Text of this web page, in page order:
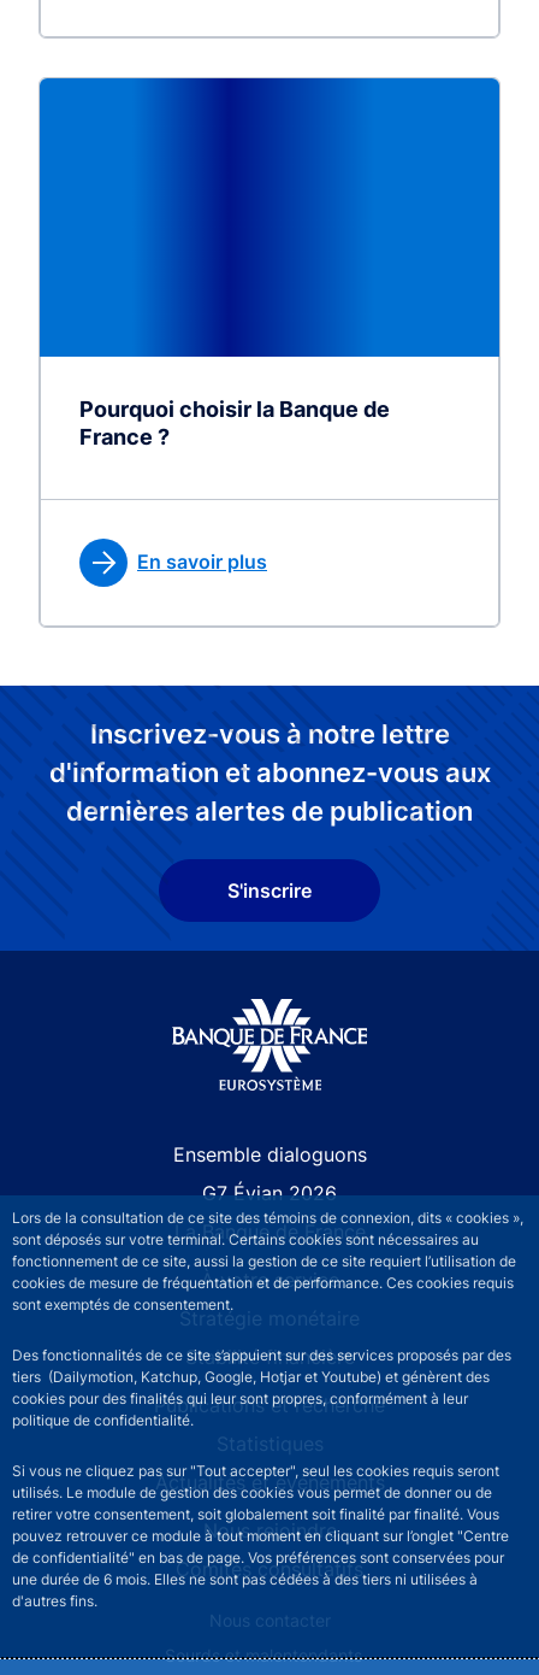
Lors de la consultation de ce site des témoins de connexion, dits « cookies »,
sont déposés sur votre terminal. Certains cookies sont nécessaires au
fonctionnement de ce site, aussi la gestion de ce site requiert l’utilisation de
cookies de mesure de fréquentation et de performance. Ces cookies requis
sont exemptés de consentement.
Des fonctionnalités de ce site s’appuient sur des services proposés par des
tiers (Dailymotion, Katchup, Google, Hotjar et Youtube) et génèrent des
cookies pour des finalités qui leur sont propres, conformément à leur
politique de confidentialité.
Si vous ne cliquez pas sur "Tout accepter", seul les cookies requis seront
utilisés. Le module de gestion des cookies vous permet de donner ou de
retirer votre consentement, soit globalement soit finalité par finalité. Vous
pouvez retrouver ce module à tout moment en cliquant sur l’onglet "Centre
de confidentialité" en bas de page. Vos préférences sont conservées pour
une durée de 6 mois. Elles ne sont pas cédées à des tiers ni utilisées à
d'autres fins.
Pourquoi choisir la Banque de
France ?
En savoir plus
Inscrivez-vous à notre lettre
d'information et abonnez-vous aux
dernières alertes de publication
S'inscrire
Ensemble dialoguons
G7 Évian 2026
La Banque de France
À votre service
Stratégie monétaire
Stabilité financière
Publications et recherche
Statistiques
Actualités et événements
Nous rejoindre
Comités consultatifs
Footer secondary menuNous contacter
Sourds et malentendants